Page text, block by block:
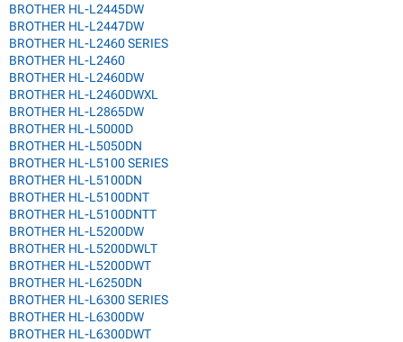
BROTHER HL-L2445DW
BROTHER HL-L2447DW
BROTHER HL-L2460 SERIES
BROTHER HL-L2460
BROTHER HL-L2460DW
BROTHER HL-L2460DWXL
BROTHER HL-L2865DW
BROTHER HL-L5000D
BROTHER HL-L5050DN
BROTHER HL-L5100 SERIES
BROTHER HL-L5100DN
BROTHER HL-L5100DNT
BROTHER HL-L5100DNTT
BROTHER HL-L5200DW
BROTHER HL-L5200DWLT
BROTHER HL-L5200DWT
BROTHER HL-L6250DN
BROTHER HL-L6300 SERIES
BROTHER HL-L6300DW
BROTHER HL-L6300DWT